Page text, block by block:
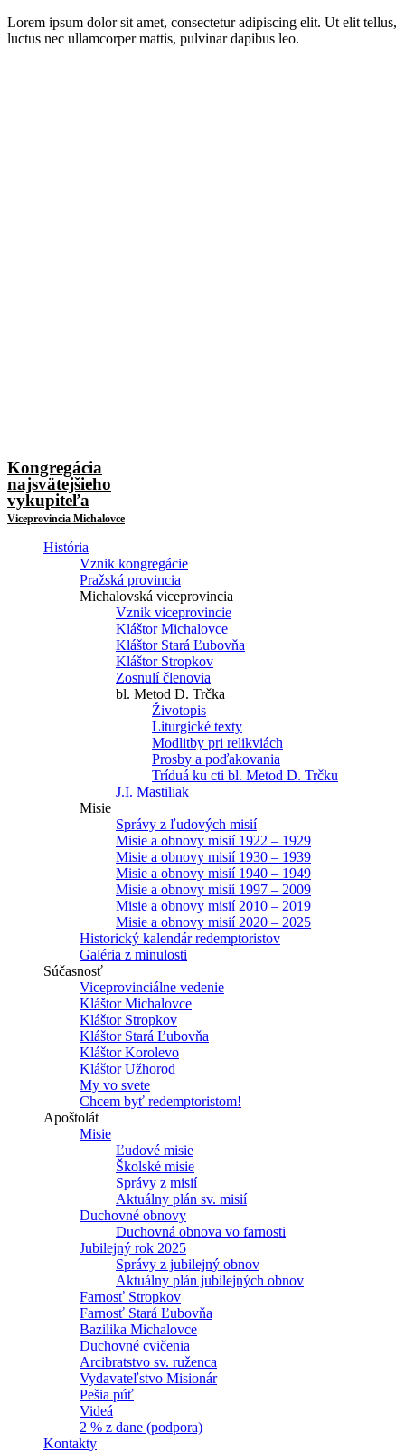
Lorem ipsum dolor sit amet, consectetur adipiscing elit. Ut elit tellus,
luctus nec ullamcorper mattis, pulvinar dapibus leo.
Kongregácia
najsvätejšieho
vykupiteľa
Viceprovincia Michalovce
História
Vznik kongregácie
Pražská provincia
Michalovská viceprovincia
Vznik viceprovincie
Kláštor Michalovce
Kláštor Stará Ľubovňa
Kláštor Stropkov
Zosnulí členovia
bl. Metod D. Trčka
Životopis
Liturgické texty
Modlitby pri relikviách
Prosby a poďakovania
Tríduá ku cti bl. Metod D. Trčku
J.I. Mastiliak
Misie
Správy z ľudových misií
Misie a obnovy misií 1922 – 1929
Misie a obnovy misií 1930 – 1939
Misie a obnovy misií 1940 – 1949
Misie a obnovy misií 1997 – 2009
Misie a obnovy misií 2010 – 2019
Misie a obnovy misií 2020 – 2025
Historický kalendár redemptoristov
Galéria z minulosti
Súčasnosť
Viceprovinciálne vedenie
Kláštor Michalovce
Kláštor Stropkov
Kláštor Stará Ľubovňa
Kláštor Korolevo
Kláštor Užhorod
My vo svete
Chcem byť redemptoristom!
Apoštolát
Misie
Ľudové misie
Školské misie
Správy z misií
Aktuálny plán sv. misií
Duchovné obnovy
Duchovná obnova vo farnosti
Jubilejný rok 2025
Správy z jubilejný obnov
Aktuálny plán jubilejných obnov
Farnosť Stropkov
Farnosť Stará Ľubovňa
Bazilika Michalovce
Duchovné cvičenia
Arcibratstvo sv. ruženca
Vydavateľstvo Misionár
Pešia púť
Videá
2 % z dane (podpora)
Kontakty